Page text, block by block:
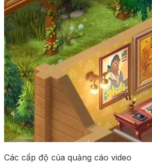
Các cấp độ của quảng cáo video